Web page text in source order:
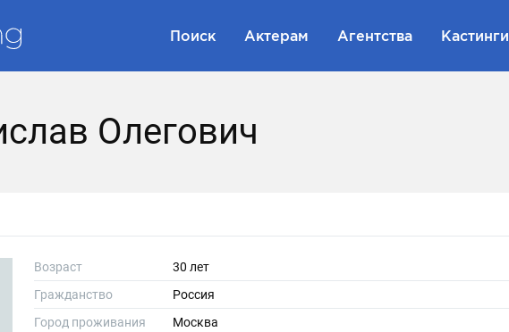
Поиск Актерам Агентства Кастинги
Олегович
Возраст
30 лет
Гражданство
Россия
Город проживания
Москва